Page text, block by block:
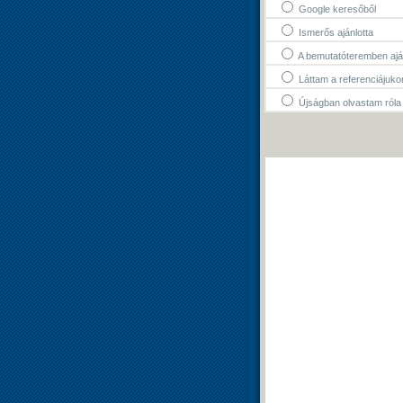
Google keresőből
Ismerős ajánlotta
A bemutatóteremben
Láttam a
Újságban olvastam róla